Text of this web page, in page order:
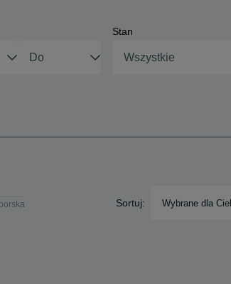
Stan
Wszystkie
Sortuj: Wybrane dla